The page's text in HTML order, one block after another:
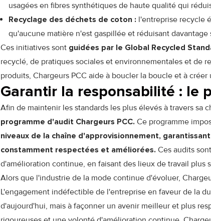
usagées en fibres synthétiques de haute qualité qui
Recyclage des déchets de coton : l'entreprise recycle
qu'aucune matière n'est gaspillée et réduisant
Ces initiatives sontguidées par le Global Recycled
recyclé, de pratiques sociales et environnementales et de
produits, Chargeurs PCC aide à boucler la boucle et à
Garantir la responsabilité : le
Afin de maintenir les standards les plus élevés à travers sa
programme d'audit Chargeurs PCC. Ce programme
niveaux de la chaîne d'approvisionnement,
constamment respectées et améliorées. Ces audits
d'amélioration continue, en faisant des lieux de travail plus
Alors que l'industrie de la mode continue d'évoluer,
L'engagement indéfectible de l'entreprise en faveur de la
d'aujourd'hui, mais à façonner un avenir meilleur et plus